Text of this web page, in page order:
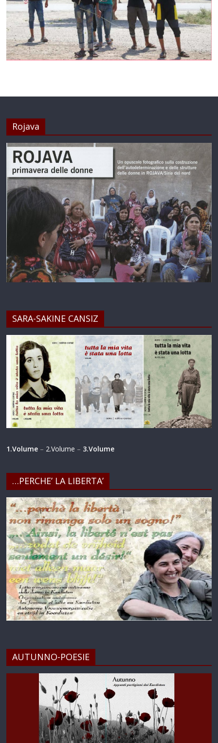
Rojava
SARA-SAKINE CANSIZ
1.Volume – 2.Volume – 3.Volume
…PERCHE’ LA LIBERTA’
AUTUNNO-POESIE